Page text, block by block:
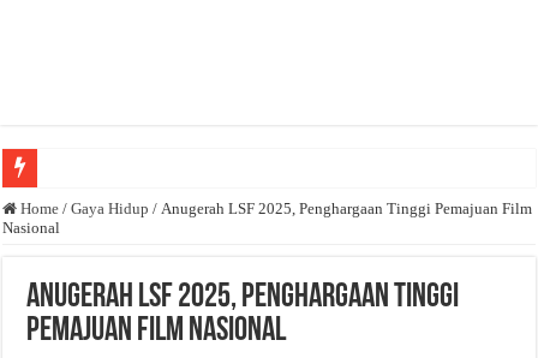
Anda butuh promosi usaha? Kontak ke Email redaksi@bisnisnasional.com
Dibutuhkan Marketing. Lamaran di-email ke redaksi@bisnisnasional.com
Home / Gaya Hidup / Anugerah LSF 2025, Penghargaan Tinggi Pemajuan Film
Nasional
Anugerah LSF 2025, Penghargaan Tinggi
Pemajuan Film Nasional